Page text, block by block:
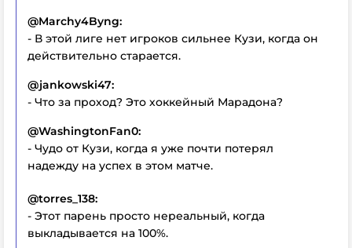
@Marchy4Byng:
- В этой лиге нет игроков сильнее Кузи, когда он
действительно старается.
@jankowski47:
- Что за проход? Это хоккейный Марадона?
@WashingtonFan0:
- Чудо от Кузи, когда я уже почти потерял
надежду на успех в этом матче.
@torres_138:
- Этот парень просто нереальный, когда
выкладывается на 100%.